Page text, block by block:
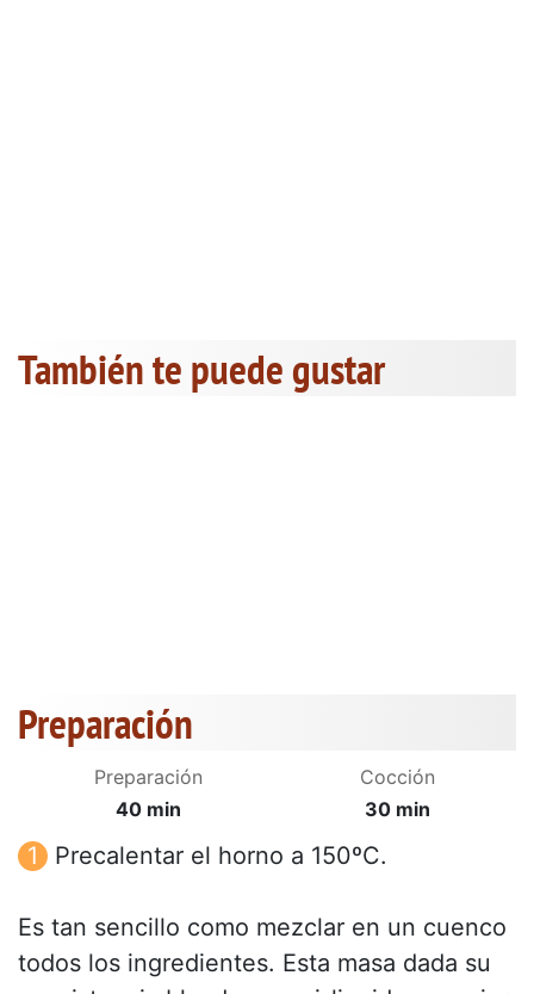
También te puede gustar
Preparación
Preparación
40 min
Cocción
30 min
Precalentar el horno a 150ºC.
Es tan sencillo como mezclar en un cuenco
todos los ingredientes. Esta masa dada su